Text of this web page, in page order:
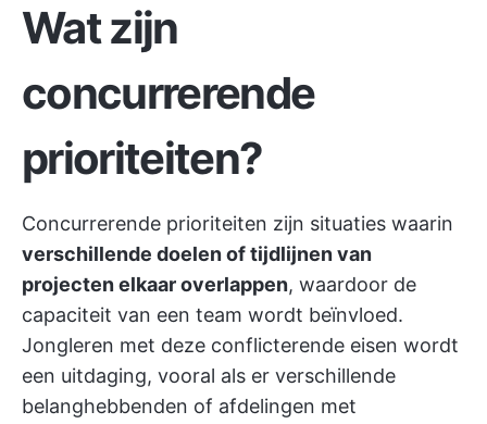
Wat zijn
concurrerende
prioriteiten?
Concurrerende prioriteiten zijn situaties waarin
verschillende doelen of tijdlijnen van
projecten elkaar overlappen, waardoor de
capaciteit van een team wordt beïnvloed.
Jongleren met deze conflicterende eisen wordt
een uitdaging, vooral als er verschillende
belanghebbenden of afdelingen met